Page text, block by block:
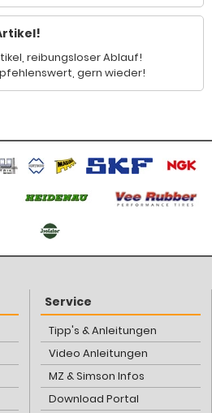
reibungsloser Ablauf!
gern wieder!
Service
Tipp's & Anleitungen
Video Anleitungen
MZ & Simson Infos
Download Portal